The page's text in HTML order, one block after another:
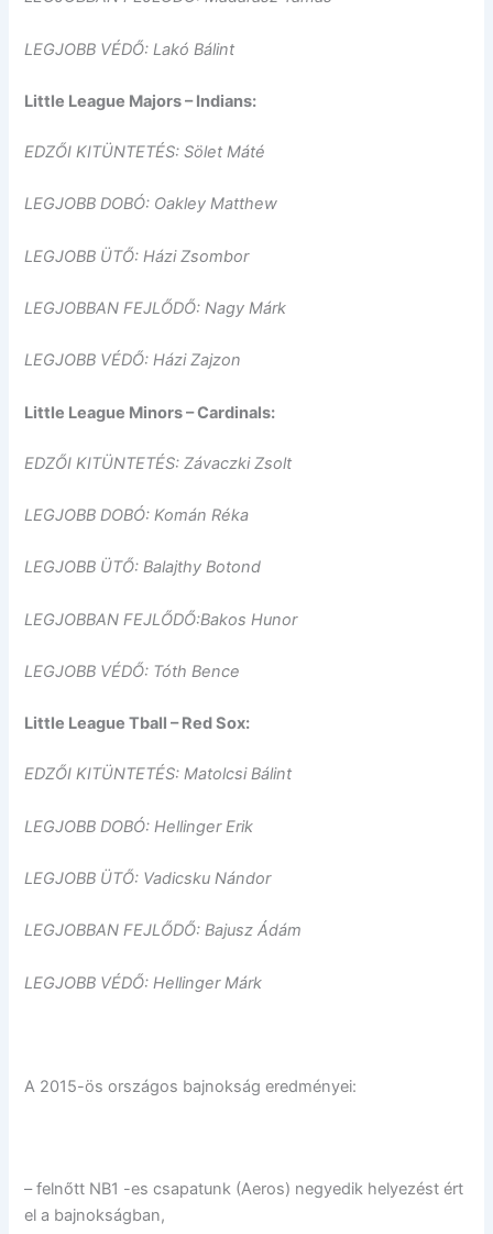
LEGJOBB VÉDŐ: Lakó Bálint
Little League Majors – Indians:
EDZŐI KITÜNTETÉS: Sölet Máté
LEGJOBB DOBÓ: Oakley Matthew
LEGJOBB ÜTŐ: Házi Zsombor
LEGJOBBAN FEJLŐDŐ: Nagy Márk
LEGJOBB VÉDŐ: Házi Zajzon
Little League Minors – Cardinals:
EDZŐI KITÜNTETÉS: Závaczki Zsolt
LEGJOBB DOBÓ: Komán Réka
LEGJOBB ÜTŐ: Balajthy Botond
LEGJOBBAN FEJLŐDŐ:Bakos Hunor
LEGJOBB VÉDŐ: Tóth Bence
Little League Tball – Red Sox:
EDZŐI KITÜNTETÉS: Matolcsi Bálint
LEGJOBB DOBÓ: Hellinger Erik
LEGJOBB ÜTŐ: Vadicsku Nándor
LEGJOBBAN FEJLŐDŐ: Bajusz Ádám
LEGJOBB VÉDŐ: Hellinger Márk
A 2015-ös országos bajnokság eredményei:
– felnőtt NB1 -es csapatunk (Aeros) negyedik helyezést ért
el a bajnokságban,